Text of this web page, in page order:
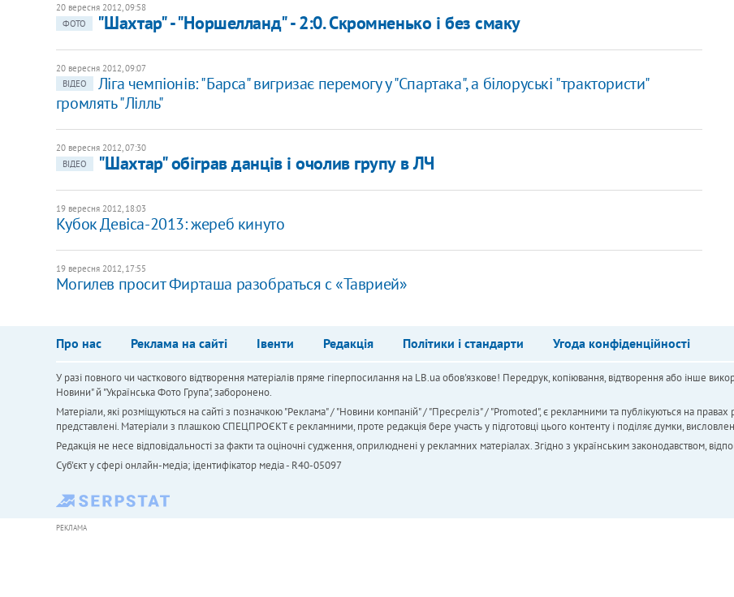
20 вересня 2012, 09:58
ФОТО
"Шахтар" - "Норшелланд" - 2:0. Скромненько і без смаку
20 вересня 2012, 09:07
ВІДЕО
Ліга чемпіонів: "Барса" вигризає перемогу у "Спартака", а білоруські "трактористи"
громлять "Лілль"
20 вересня 2012, 07:30
ВІДЕО
"Шахтар" обіграв данців і очолив групу в ЛЧ
19 вересня 2012, 18:03
Кубок Девіса-2013: жереб кинуто
19 вересня 2012, 17:55
Могилев просит Фирташа разобраться с «Таврией»
Про нас Реклама на сайті Івенти Редакція Політики і стандарти Угода конфіденційності
У разі повного чи часткового відтворення матеріалів пряме гіперпосилання на LB.ua обов'язкове! Передрук, копіювання, відтворення або інше
Новини" й "Українська Фото Група", заборонено.
Матеріали, які розміщуються на сайті з позначкою "Реклама" / "Новини компаній" / "Пресреліз" / "Promoted", є рекламними та публікуються на
представлені. Матеріали з плашкою СПЕЦПРОЄКТ є рекламними, проте редакція бере участь у підготовці цього контенту і поділяє думки,
Редакція не несе відповідальності за факти та оціночні судження, оприлюднені у рекламних матеріалах. Згідно з українським законодавством,
Cуб'єкт у сфері онлайн-медіа; ідентифікатор медіа - R40-05097
РЕКЛАМА